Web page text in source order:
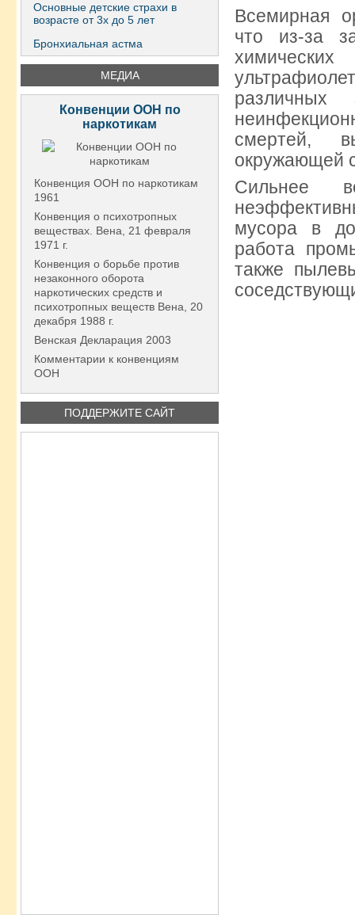
Основные детские страхи в
возрасте от 3х до 5 лет
Бронхиальная астма
МЕДИА
Конвенции ООН по
наркотикам
Конвенция ООН по наркотикам
1961
Конвенция о психотропных
веществах. Вена, 21 февраля
1971 г.
Конвенция о борьбе против
незаконного оборота
наркотических средств и
психотропных веществ Вена, 20
декабря 1988 г.
Венская Декларация 2003
Комментарии к конвенциям
ООН
ПОДДЕРЖИТЕ САЙТ
Всемирная
что из-за
смертей,
окружающей
Сильнее
мусора в
работа
также